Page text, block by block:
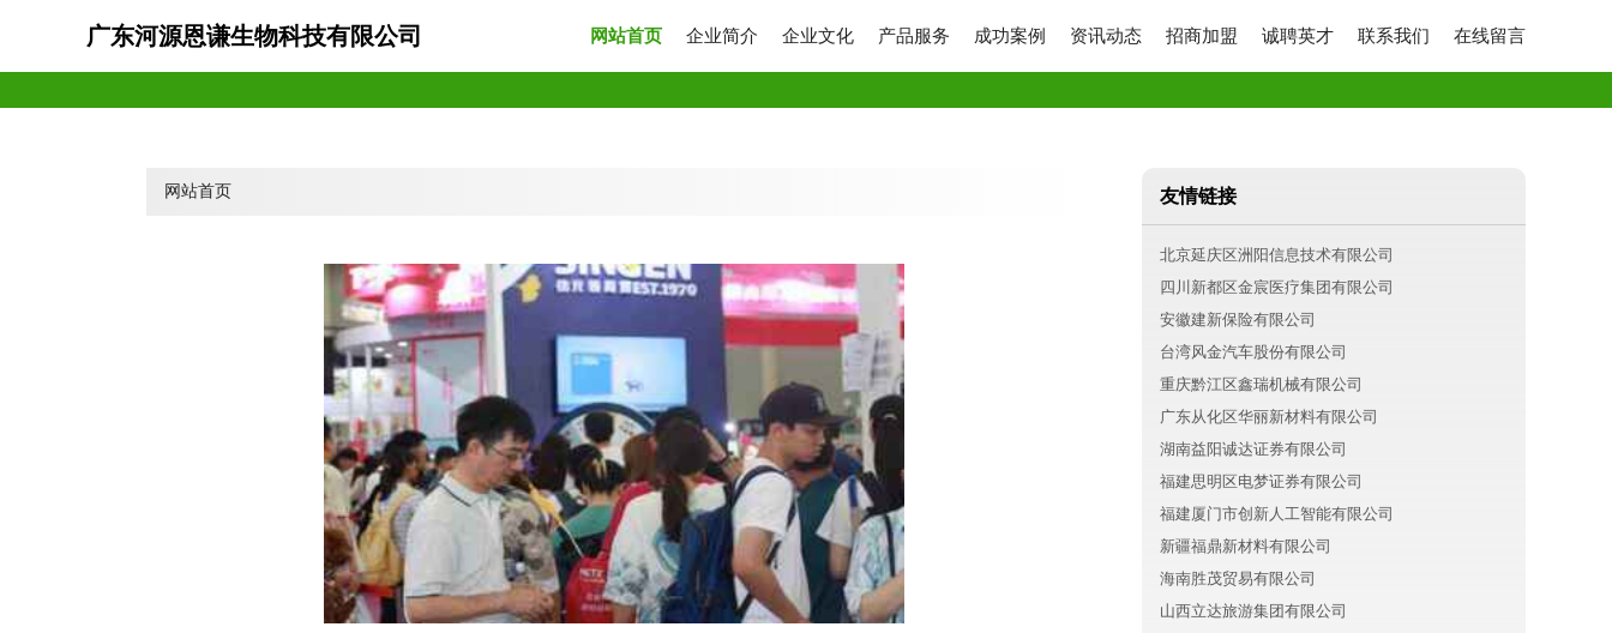
广东河源恩谦生物科技有限公司 网站首页 企业简介 企业文化 产品服务 成功案例 资讯动态 招商加盟 诚聘英才 联系我们 在线留言
网站首页 友情链接
北京延庆区洲阳信息技术有限公司
四川新都区金宸医疗集团有限公司
安徽建新保险有限公司
台湾风金汽车股份有限公司
重庆黔江区鑫瑞机械有限公司
广东从化区华丽新材料有限公司
湖南益阳诚达证券有限公司
福建思明区电梦证券有限公司
福建厦门市创新人工智能有限公司
新疆福鼎新材料有限公司
海南胜茂贸易有限公司
山西立达旅游集团有限公司